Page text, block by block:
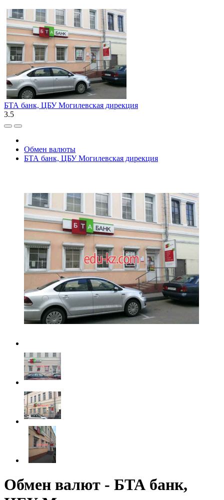
БТА банк, ЦБУ Могилевская дирекция
3.5
Обмен валюты
БТА банк, ЦБУ Могилевская дирекция
Обмен валют - БТА банк,